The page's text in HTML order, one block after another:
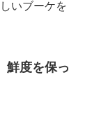
いブーケを
鮮度を保っ